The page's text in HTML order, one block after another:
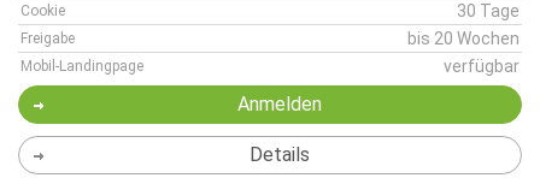
Cookie 30 Tage
Freigabe bis 20 Wochen
Mobil-Landingpage verfügbar
Anmelden
Details